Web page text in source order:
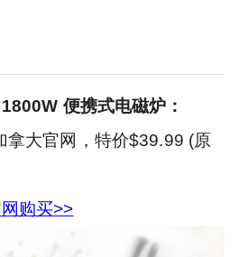
便携式电磁炉：
大官网，特价$39.99 (原
购买>>